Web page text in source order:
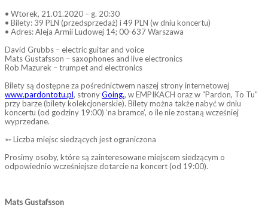
• Wtorek, 21.01.2020 – g. 20:30
• Bilety: 39 PLN (przedsprzedaż) i 49 PLN (w dniu koncertu)
• Adres: Aleja Armii Ludowej 14; 00-637 Warszawa
David Grubbs – electric guitar and voice
Mats Gustafsson – saxophones and live electronics
Rob Mazurek – trumpet and electronics
Bilety są dostępne za pośrednictwem naszej strony internetowej
www.pardontotu.pl, stronyGoing., w EMPIKACH oraz w “Pardon, To Tu”
przy barze (bilety kolekcjonerskie). Bilety można także nabyć w dniu
koncertu (od godziny 19:00) ‘na bramce’, o ile nie zostaną wcześniej
wyprzedane.
➳ Liczba miejsc siedzących jest ograniczona
Prosimy osoby, które są zainteresowane miejscem siedzącym o
odpowiednio wcześniejsze dotarcie na koncert (od 19:00).
Mats Gustafsson